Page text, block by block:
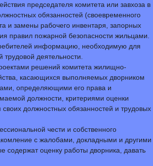
председателя комитета или завхоза в
обязанностей (своевременного
и замены рабочего инвентаря, запорных
правил пожарной безопасности жильцами.
информацию, необходимую для
деятельности.
решений комитета жилищно-
касающихся выполняемых дворником
определяющими его права и
должности, критериями оценки
своих должностных обязанностей и трудовых
чести и собственного
с жалобами, докладными и другими
содержат оценку работы дворника, давать